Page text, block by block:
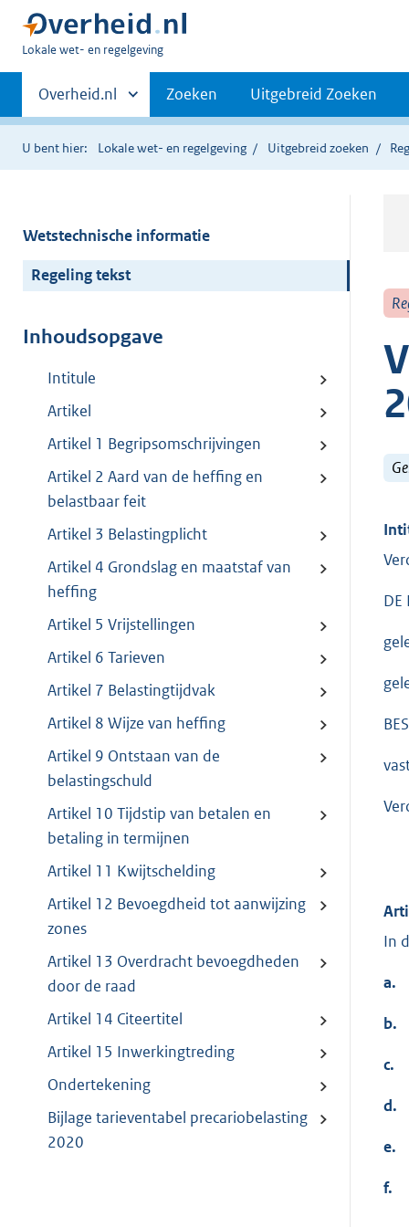
U
hier:
Lokale wet- en regelgeving
Primaire
navigatie
Andere
sites
binnen
Overheid.nl Zoeken Uitgebreid Zoeken
U bent hier: Lokale wet- en regelgeving Uitgebreid zoeken
Wetstechnische informatie
Regeling tekst
Inhoudsopgave
Intitule
Artikel
Artikel 1 Begripsomschrijvingen
Artikel 2 Aard van de heffing en
belastbaar feit
Artikel 3 Belastingplicht
Artikel 4 Grondslag en maatstaf van
heffing
Artikel 5 Vrijstellingen
Artikel 6 Tarieven
Artikel 7 Belastingtijdvak
Artikel 8 Wijze van heffing
Artikel 9 Ontstaan van de
belastingschuld
Artikel 10 Tijdstip van betalen en
betaling in termijnen
Artikel 11 Kwijtschelding
Artikel 12 Bevoegdheid tot aanwijzing
zones
Artikel 13 Overdracht bevoegdheden
door de raad
Artikel 14 Citeertitel
Artikel 15 Inwerkingtreding
Ondertekening
Bijlage tarieventabel precariobelasting
2020
DE
In
a.
b.
c.
d.
e.
f.